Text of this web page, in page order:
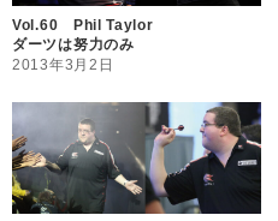
Vol.60 Phil Taylor
ダーツは努力のみ
2013年3月2日